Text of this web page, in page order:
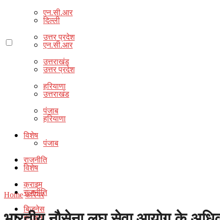
एन.सी.आर
उत्तर प्रदेश
उत्तराखंड
हरियाणा
पंजाब
विशेष
राजनीति
क्राइम
बिज़नेस
दिल्ली
एन.सी.आर
उत्तर प्रदेश
उत्तराखंड
हरियाणा
पंजाब
विशेष
राजनीति
क्राइम
Home करियर